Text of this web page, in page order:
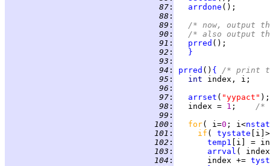
  87
: arrdone
  88
:
  89
:
/* now, output
  90
:
/* also output
  91
: prred
  92
:
}
  93
:
  94
: prred () {
/* print
  95
: int
  96
:
  97
: arrset ( "yypact"
  98
:
   index =
1 ;
/*
  99
:
100 : for( i=0 ; i<
101 : if ( tystate [i]>
102 :
temp1
103 :
arrval
104 :
       index +=